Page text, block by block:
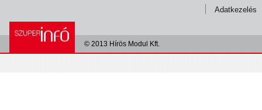
Adatkezelés
© 2013 Hírös Modul Kft.